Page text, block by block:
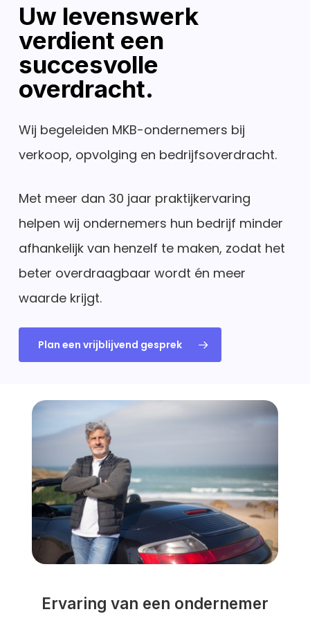
Uw levenswerk
verdient een
succesvolle
overdracht.
Wij begeleiden MKB-ondernemers bij
verkoop, opvolging en bedrijfsoverdracht.
Met meer dan 30 jaar praktijkervaring
helpen wij ondernemers hun bedrijf minder
afhankelijk van henzelf te maken, zodat het
beter overdraagbaar wordt én meer
waarde krijgt.
Plan een vrijblijvend gesprek
Ervaring van een ondernemer